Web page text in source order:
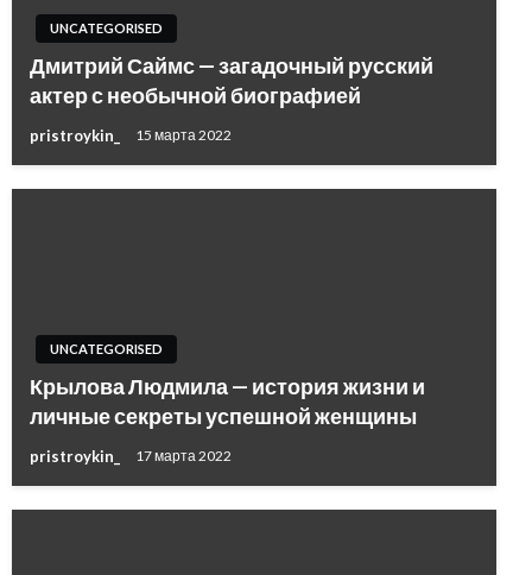
UNCATEGORISED
Дмитрий Саймс — загадочный русский
актер с необычной биографией
pristroykin_ 15 марта 2022
UNCATEGORISED
Крылова Людмила — история жизни и
личные секреты успешной женщины
pristroykin_ 17 марта 2022